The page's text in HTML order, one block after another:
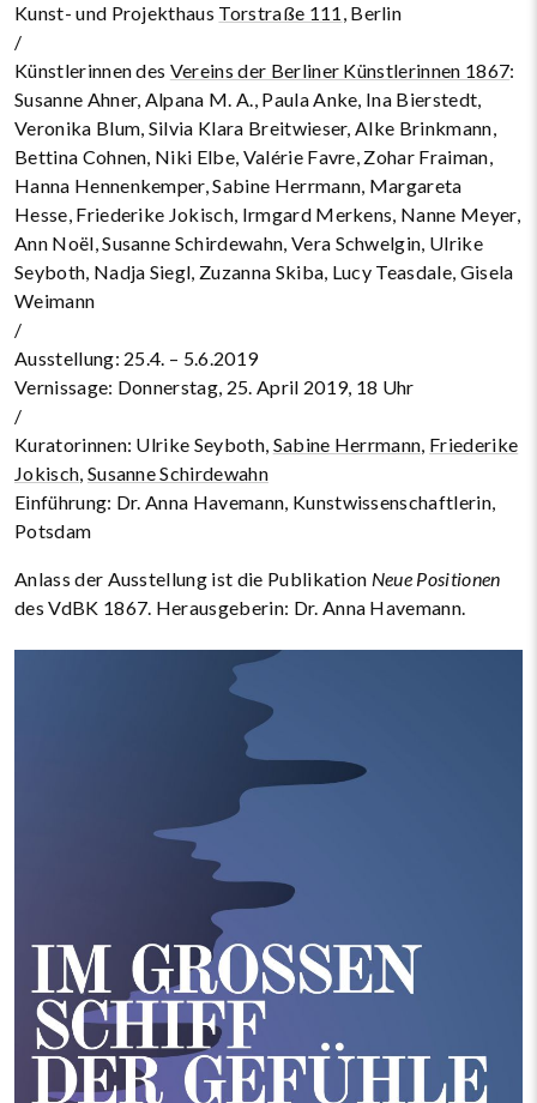
Kunst- und Projekthaus Torstraße 111 , Berlin
/
Künstlerinnen des Vereins der Berliner Künstlerinnen 1867:
Susanne Ahner, Alpana M. A., Paula Anke, Ina Bierstedt,
Veronika Blum, Silvia Klara Breitwieser, Alke Brinkmann,
Bettina Cohnen, Niki Elbe, Valérie Favre, Zohar Fraiman,
Hanna Hennenkemper, Sabine Herrmann, Margareta
Hesse, Friederike Jokisch, Irmgard Merkens, Nanne Meyer,
Ann Noël, Susanne Schirdewahn, Vera Schwelgin, Ulrike
Seyboth, Nadja Siegl, Zuzanna Skiba, Lucy Teasdale, Gisela
Weimann
/
Ausstellung: 25.4. – 5.6.2019
Vernissage: Donnerstag, 25. April 2019, 18 Uhr
/
Kuratorinnen: Ulrike Seyboth, Sabine Herrmann, Friederike
Jokisch, Susanne Schirdewahn
Einführung: Dr. Anna Havemann, Kunstwissenschaftlerin,
Potsdam
Anlass der Ausstellung ist die Publikation Neue Positionen
des VdBK 1867. Herausgeberin: Dr. Anna Havemann.